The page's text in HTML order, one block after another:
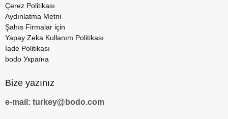
Çerez Politikası
Aydınlatma Metni
Şahıs Firmalar için
Yapay Zeka Kullanım Politikası
İade Politikası
bodo Україна
Bize yazınız
e-mail: turkey@bodo.com